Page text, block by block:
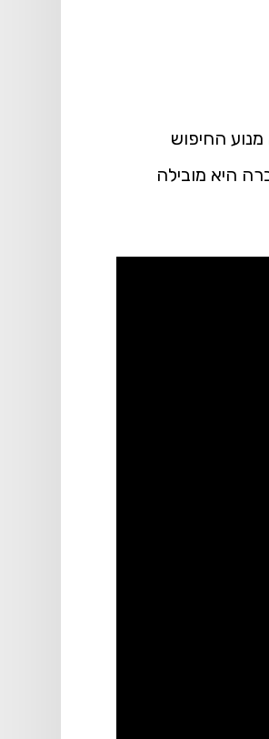
תוכנה ושירותים גוגל, שהוקמה על ידי לארי פייג' וסרגיי ברין ב-1998, היא מנוע החיפוש
היא מובילה